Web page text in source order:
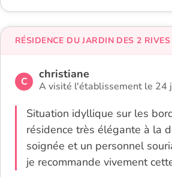
C
christiane
A visité l'établissement le 24
Situation idyllique sur les
résidence très élégante à la
soignée et un personnel
je recommande vivement
RÉSIDENCE DU JARDIN DES 2 RIVES